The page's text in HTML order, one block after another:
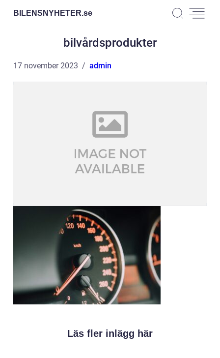
BILENSNYHETER.se
bilvårdsprodukter
17 november 2023 admin
Läs fler inlägg här